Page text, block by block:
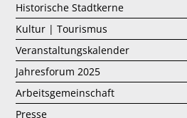
Historische Stadtkerne
Kultur | Tourismus
Veranstaltungskalender
Jahresforum 2025
Arbeitsgemeinschaft
Presse